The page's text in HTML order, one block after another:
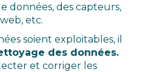
données, des capteurs,
etc.
soient exploitables, il
des données.
et corriger les